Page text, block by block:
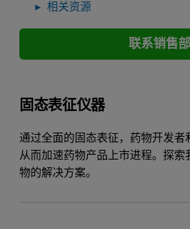
相关资源
联系销售
固态表征仪器
通过全面的固态表征，药物开发
从而加速药物产品上市进程。探
物的解决方案。